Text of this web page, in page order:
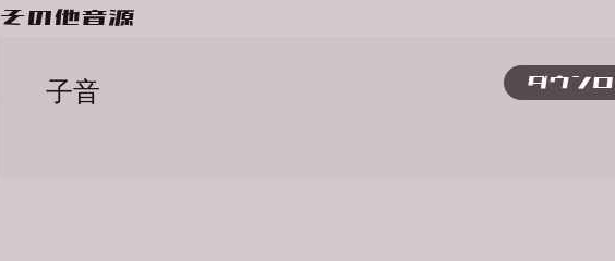
​その他音源
子音 ダウン